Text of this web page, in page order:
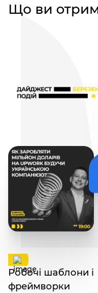
Що ви
Робочі шаблони і
фреймворки